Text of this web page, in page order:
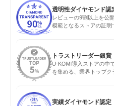
透明性ダイヤモンド認
レビューの9割以上を公
模範となるストアの証明
トラストリーダー銀賞
U-KOMI導入ストアの中
を集める、業界トップク
実績ダイヤモンド認定